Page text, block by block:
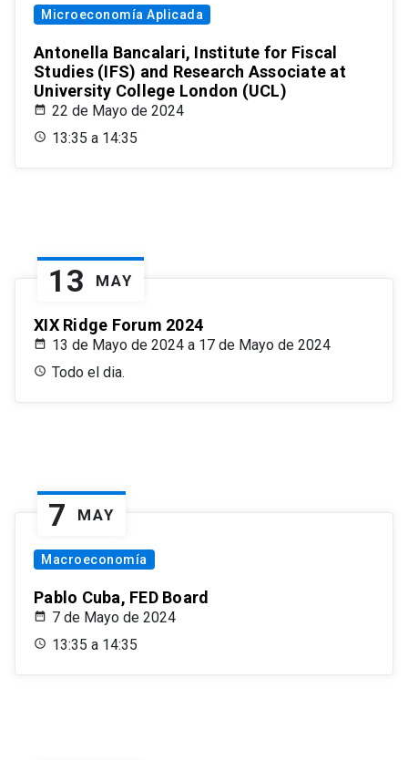
Microeconomía Aplicada
Antonella Bancalari, Institute for Fiscal
Studies (IFS) and Research Associate at
University College London (UCL)
22 de Mayo de 2024
13:35 a 14:35
13 MAY
XIX Ridge Forum 2024
13 de Mayo de 2024 a 17 de Mayo de 2024
Todo el dia.
7 MAY
Macroeconomía
Pablo Cuba, FED Board
7 de Mayo de 2024
13:35 a 14:35